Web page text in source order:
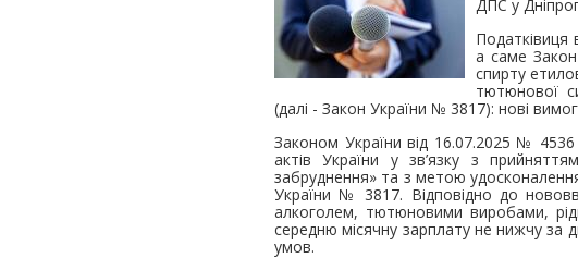
ДПС у
Податківиця
а саме
спирту
тютюнової
(далі - Закон України № 3817): нові
Законом України від 16.07.2025 №
актів України у зв’язку з
забруднення» та з метою
України № 3817. Відповідно до
алкоголем, тютюновими виробами,
середню місячну зарплату не нижчу за
умов.